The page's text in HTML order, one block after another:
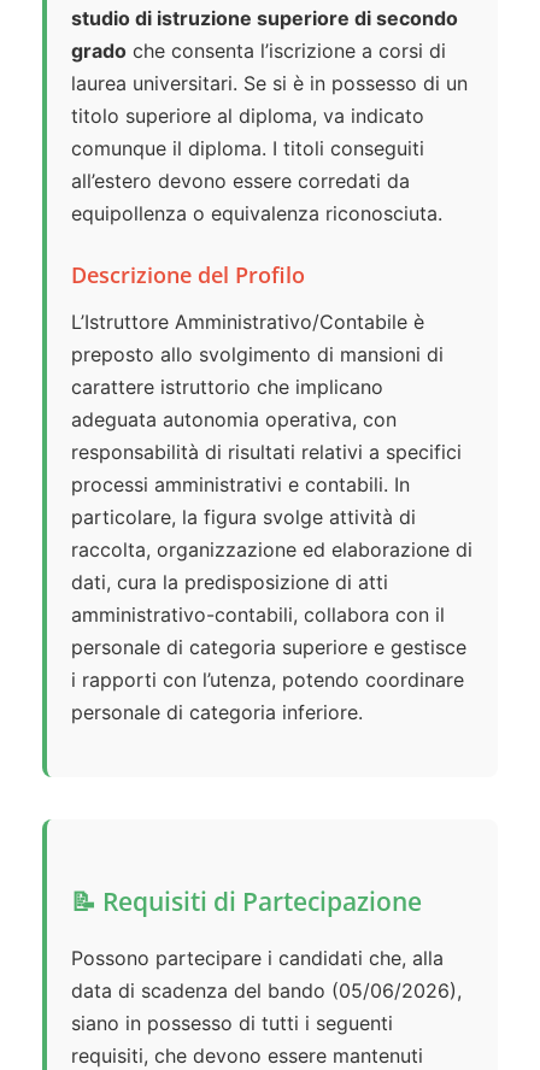
studio di istruzione superiore di secondo
grado che consenta l’iscrizione a corsi di
laurea universitari. Se si è in possesso di un
titolo superiore al diploma, va indicato
comunque il diploma. I titoli conseguiti
all’estero devono essere corredati da
equipollenza o equivalenza riconosciuta.
Descrizione del Profilo
L’Istruttore Amministrativo/Contabile è
preposto allo svolgimento di mansioni di
carattere istruttorio che implicano
adeguata autonomia operativa, con
responsabilità di risultati relativi a specifici
processi amministrativi e contabili. In
particolare, la figura svolge attività di
raccolta, organizzazione ed elaborazione di
dati, cura la predisposizione di atti
amministrativo-contabili, collabora con il
personale di categoria superiore e gestisce
i rapporti con l’utenza, potendo coordinare
personale di categoria inferiore.
📝 Requisiti di Partecipazione
Possono partecipare i candidati che, alla
data di scadenza del bando (05/06/2026),
siano in possesso di tutti i seguenti
requisiti, che devono essere mantenuti